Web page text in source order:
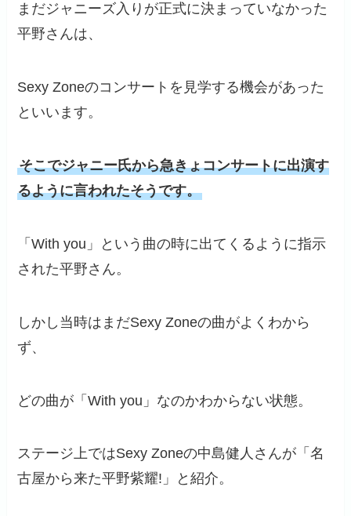
まだジャニーズ入りが正式に決まっていなかった
平野さんは、
Sexy Zoneのコンサートを見学する機会があった
といいます。
そこでジャニー氏から急きょコンサートに出演す
るように言われたそうです。
「With you」という曲の時に出てくるように指示
された平野さん。
しかし当時はまだSexy Zoneの曲がよくわから
ず、
どの曲が「With you」なのかわからない状態。
ステージ上ではSexy Zoneの中島健人さんが「名
古屋から来た平野紫耀!」と紹介。